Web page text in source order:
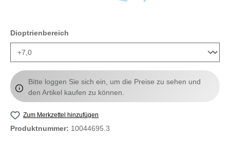
Dioptrienbereich
Bitte loggen Sie sich ein, um die Preise zu sehen und
den Artikel kaufen zu können.
Zum Merkzettel hinzufügen
Produktnummer: 10044695.3